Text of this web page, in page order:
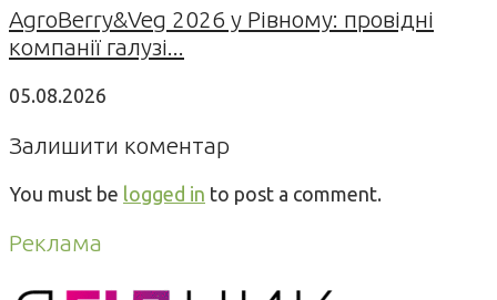
AgroBerry&Veg 2026 у Рівному: провідні
компанії галузі...
05.08.2026
Залишити коментар
You must be logged in to post a comment.
Реклама